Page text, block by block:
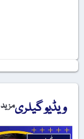
ویڈیو گیلریمزید